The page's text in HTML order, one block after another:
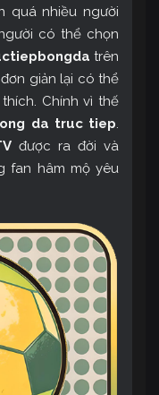
quá nhiều người
có thể chọn
trên
giản lại có thể
Chính vì thế
da truc tiep.
được ra đời và
fan hâm mộ yêu